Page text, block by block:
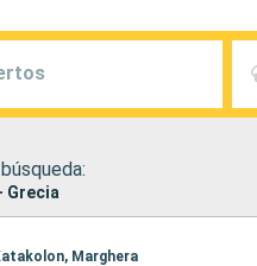
Grecia
Marghera